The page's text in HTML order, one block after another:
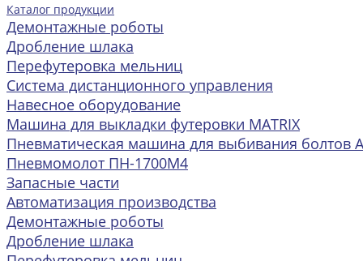
Каталог продукции
Демонтажные роботы
Дробление шлака
Перефутеровка мельниц
Система дистанционного управления
Навесное оборудование
Машина для выкладки футеровки MATRIX
Пневматическая машина для выбивания болтов
Пневмомолот ПН-1700М4
Запасные части
Автоматизация производства
Демонтажные роботы
Дробление шлака